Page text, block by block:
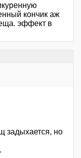
кончик аж
эффект в
задыхается, но